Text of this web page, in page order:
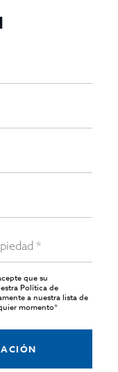
que su
Política de
a nuestra lista de
momento*